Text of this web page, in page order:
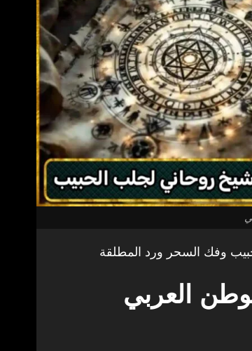
وفك السحر ورد المطلقة
العربي